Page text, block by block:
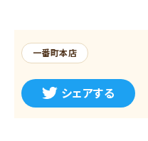
一番町本店
シェアする